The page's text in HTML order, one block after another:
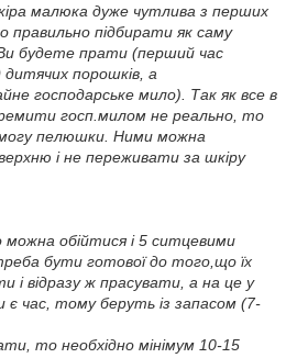
малюка дуже чутлива з перших
правильно підбирати як саму
будете прати (перший час
дитячих порошків, а
господарське мило). Так як все в
госп.милом не реально, то
пелюшки. Ними можна
і не переживати за шкіру
обійтися і 5 ситцевими
бути готової до того,що їх
і відразу ж прасувати, а на це у
є час, тому беруть із запасом (7-
то необхідно мінімум 10-15